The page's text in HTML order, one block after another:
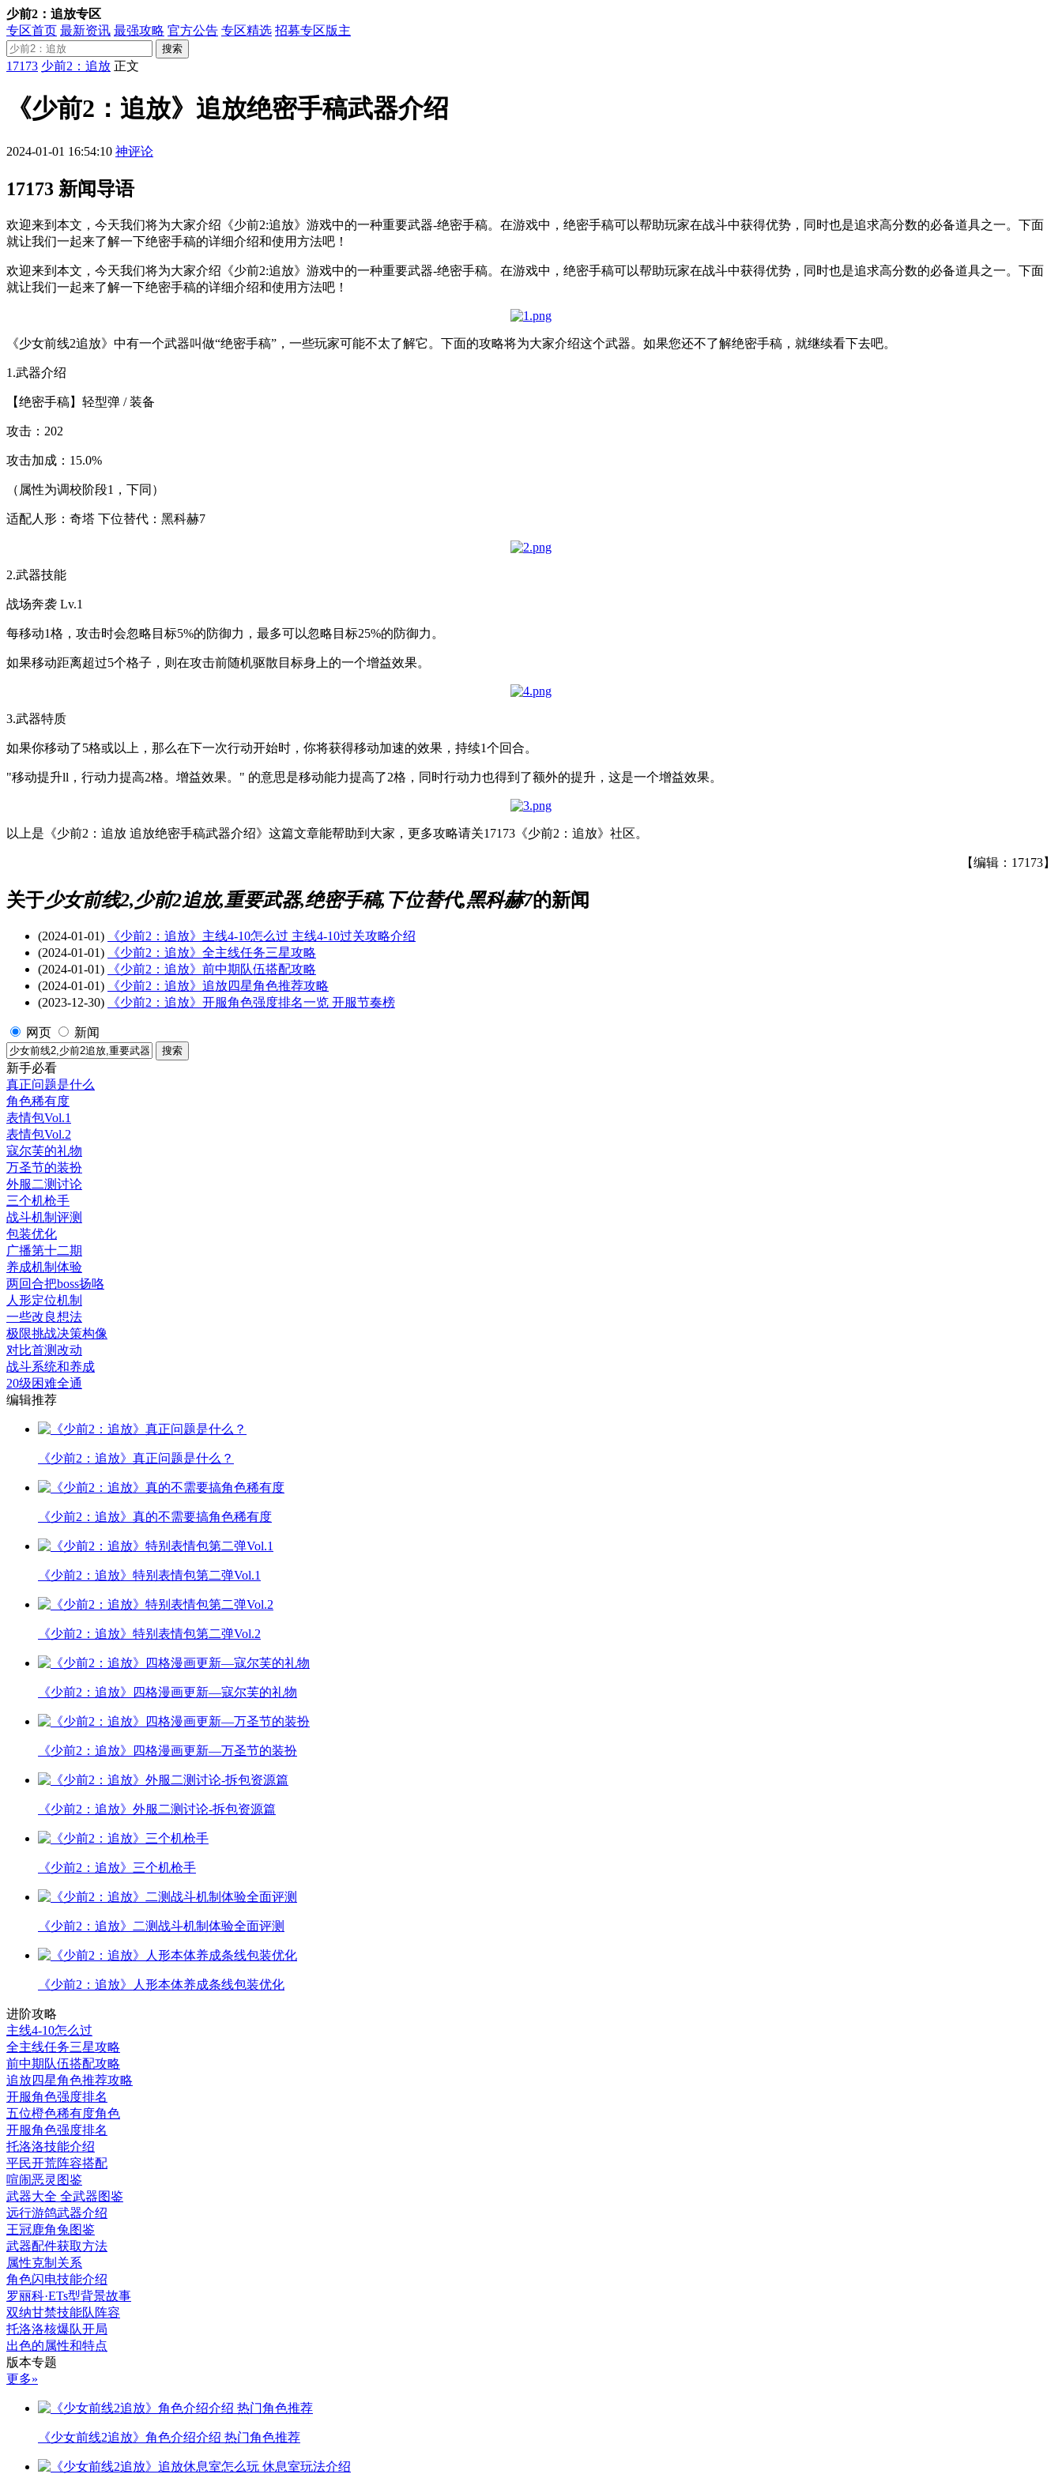
少前2：追放专区
专区首页 最新资讯 最强攻略 官方公告 专区精选 招募专区版主
搜索
17173 少前2：追放 正文
《少前2：追放》追放绝密手稿武器介绍
2024-01-01 16:54:10 神评论
17173 新闻导语
欢迎来到本文，今天我们将为大家介绍《少前2:追放》游戏中的一种重要武器-绝密手稿。在游戏中，绝密手稿可以帮助玩家在战斗中获得优势，同时也是追求高分数的必备道具之一。下面
就让我们一起来了解一下绝密手稿的详细介绍和使用方法吧！
欢迎来到本文，今天我们将为大家介绍《少前2:追放》游戏中的一种重要武器-绝密手稿。在游戏中，绝密手稿可以帮助玩家在战斗中获得优势，同时也是追求高分数的必备道具之一。下面
就让我们一起来了解一下绝密手稿的详细介绍和使用方法吧！
《少女前线2追放》中有一个武器叫做“绝密手稿”，一些玩家可能不太了解它。下面的攻略将为大家介绍这个武器。如果您还不了解绝密手稿，就继续看下去吧。
1.武器介绍
【绝密手稿】轻型弹 / 装备
攻击：202
攻击加成：15.0%
（属性为调校阶段1，下同）
适配人形：奇塔 下位替代：黑科赫7
2.武器技能
战场奔袭 Lv.1
每移动1格，攻击时会忽略目标5%的防御力，最多可以忽略目标25%的防御力。
如果移动距离超过5个格子，则在攻击前随机驱散目标身上的一个增益效果。
3.武器特质
如果你移动了5格或以上，那么在下一次行动开始时，你将获得移动加速的效果，持续1个回合。
"移动提升ll，行动力提高2格。增益效果。" 的意思是移动能力提高了2格，同时行动力也得到了额外的提升，这是一个增益效果。
以上是《少前2：追放 追放绝密手稿武器介绍》这篇文章能帮助到大家，更多攻略请关17173《少前2：追放》社区。
【编辑：17173】
关于少女前线2,少前2追放,重要武器,绝密手稿,下位替代,黑科赫7的新闻
(2024-01-01)
《少前2：追放》主线4-10怎么过 主线4-10过关攻略介绍
(2024-01-01)
《少前2：追放》全主线任务三星攻略
(2024-01-01)
《少前2：追放》前中期队伍搭配攻略
(2024-01-01)
《少前2：追放》追放四星角色推荐攻略
(2023-12-30)
《少前2：追放》开服角色强度排名一览 开服节奏榜
网页 新闻
新手必看
真正问题是什么
角色稀有度
表情包Vol.1
表情包Vol.2
寇尔芙的礼物
万圣节的装扮
外服二测讨论
三个机枪手
战斗机制评测
包装优化
广播第十二期
养成机制体验
两回合把boss扬咯
人形定位机制
一些改良想法
极限挑战决策构像
对比首测改动
战斗系统和养成
20级困难全通
编辑推荐
《少前2：追放》真正问题是什么？
《少前2：追放》真的不需要搞角色稀有度
《少前2：追放》特别表情包第二弹Vol.1
《少前2：追放》特别表情包第二弹Vol.2
《少前2：追放》四格漫画更新—寇尔芙的礼物
《少前2：追放》四格漫画更新—万圣节的装扮
《少前2：追放》外服二测讨论-拆包资源篇
《少前2：追放》三个机枪手
《少前2：追放》二测战斗机制体验全面评测
《少前2：追放》人形本体养成条线包装优化
进阶攻略
主线4-10怎么过
全主线任务三星攻略
前中期队伍搭配攻略
追放四星角色推荐攻略
开服角色强度排名
五位橙色稀有度角色
开服角色强度排名
托洛洛技能介绍
平民开荒阵容搭配
喧闹恶灵图鉴
武器大全 全武器图鉴
远行游鸽武器介绍
王冠鹿角兔图鉴
武器配件获取方法
属性克制关系
角色闪电技能介绍
罗丽科·ETs型背景故事
双纳甘禁技能队阵容
托洛洛核爆队开局
出色的属性和特点
版本专题
更多»
《少女前线2追放》角色介绍介绍 热门角色推荐